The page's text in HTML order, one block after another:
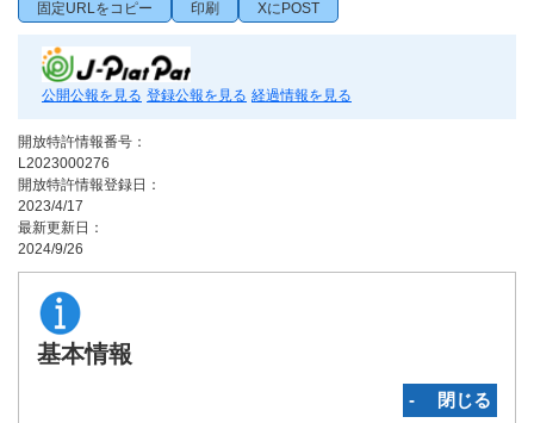
固定URLをコピー 印刷 XにPOST
公開公報を見る 登録公報を見る 経過情報を見る
開放特許情報番号：
L2023000276
開放特許情報登録日：
2023/4/17
最新更新日：
2024/9/26
基本情報
‐ 閉じる